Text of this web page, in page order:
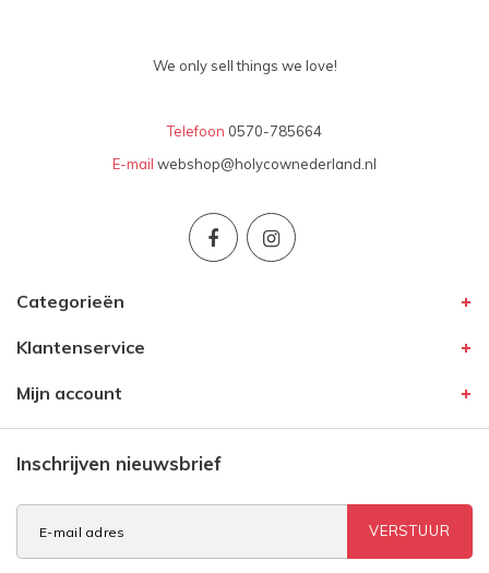
We only sell things we love!
Telefoon 0570-785664
E-mail webshop@holycownederland.nl
Categorieën
Klantenservice
Mijn account
Inschrijven nieuwsbrief
VERSTUUR